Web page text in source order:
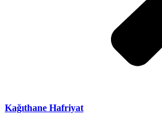
Kağıthane Hafriyat